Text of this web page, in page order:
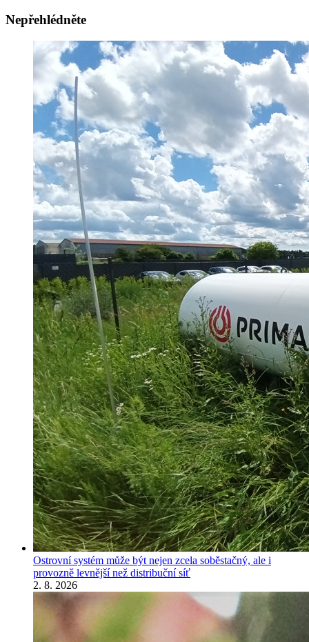
Nepřehlédněte
Ostrovní systém může být nejen zcela soběstačný, ale i
provozně levnější než distribuční síť
2. 8. 2026